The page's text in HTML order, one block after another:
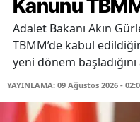
Kanunu
Adalet Bakanı Akın
TBMM’de kabul
yeni dönem başladığını
YAYINLAMA: 09 Ağustos 2026 -